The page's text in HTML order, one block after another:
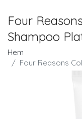
Four
Shampoo
Hem
Four Reasons